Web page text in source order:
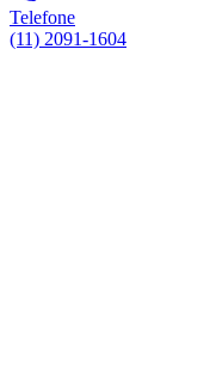
Telefone
(11) 2091-1604